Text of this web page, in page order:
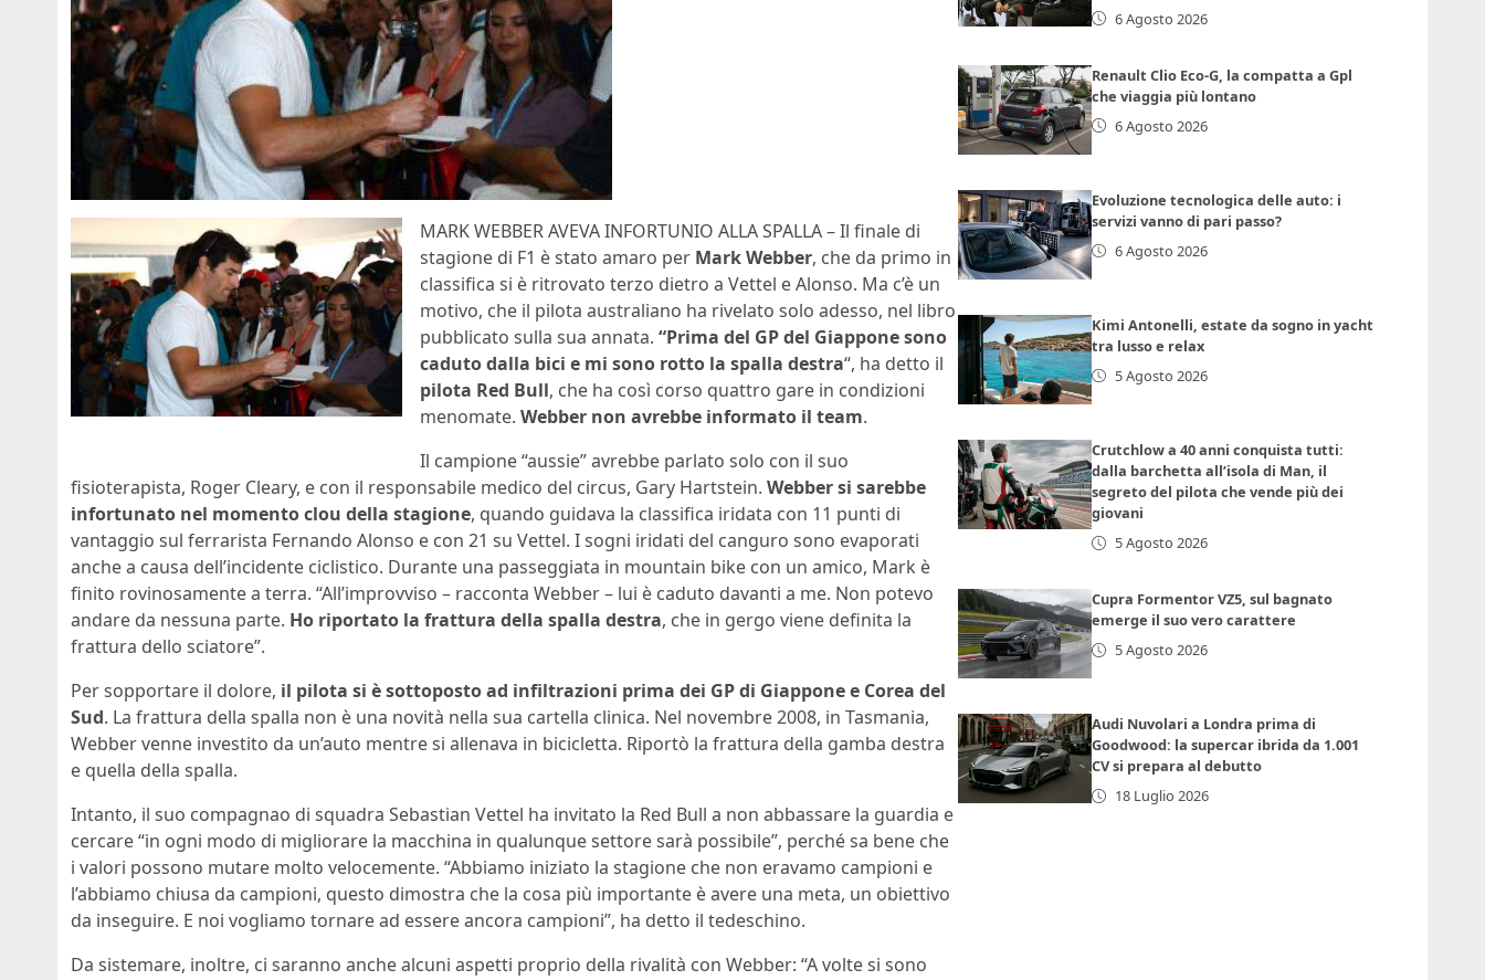
MARK WEBBER AVEVA INFORTUNIO ALLA SPALLA – Il finale di
stagione di F1 è stato amaro per Mark Webber, che da primo in
classifica si è ritrovato terzo dietro a Vettel e Alonso. Ma c’è un
motivo, che il pilota australiano ha rivelato solo adesso, nel libro
pubblicato sulla sua annata. “Prima del GP del Giappone sono
caduto dalla bici e mi sono rotto la spalla destra“, ha detto il
pilota Red Bull, che ha così corso quattro gare in condizioni
menomate. Webber non avrebbe informato il team.
Il campione “aussie” avrebbe parlato solo con il suo
fisioterapista, Roger Cleary, e con il responsabile medico del circus, Gary Hartstein. Webber si sarebbe
infortunato nel momento clou della stagione, quando guidava la classifica iridata con 11 punti di
vantaggio sul ferrarista Fernando Alonso e con 21 su Vettel. I sogni iridati del canguro sono evaporati
anche a causa dell’incidente ciclistico. Durante una passeggiata in mountain bike con un amico, Mark è
finito rovinosamente a terra. “All’improvviso – racconta Webber – lui è caduto davanti a me. Non potevo
andare da nessuna parte. Ho riportato la frattura della spalla destra, che in gergo viene definita la
frattura dello sciatore”.
Per sopportare il dolore, il pilota si è sottoposto ad infiltrazioni prima dei GP di Giappone e Corea del
Sud. La frattura della spalla non è una novità nella sua cartella clinica. Nel novembre 2008, in Tasmania,
Webber venne investito da un’auto mentre si allenava in bicicletta. Riportò la frattura della gamba destra
e quella della spalla.
Intanto, il suo compagnao di squadra Sebastian Vettel ha invitato la Red Bull a non abbassare la guardia e
cercare “in ogni modo di migliorare la macchina in qualunque settore sarà possibile”, perché sa bene che
i valori possono mutare molto velocemente. “Abbiamo iniziato la stagione che non eravamo campioni e
l’abbiamo chiusa da campioni, questo dimostra che la cosa più importante è avere una meta, un obiettivo
da inseguire. E noi vogliamo tornare ad essere ancora campioni”, ha detto il tedeschino.
Da sistemare, inoltre, ci saranno anche alcuni aspetti proprio della rivalità con Webber: “A volte si sono
6 Agosto 2026
Renault Clio Eco-G, la compatta a Gpl
che viaggia più lontano
6 Agosto 2026
Evoluzione tecnologica delle auto: i
servizi vanno di pari passo?
6 Agosto 2026
Kimi Antonelli, estate da sogno in yacht
tra lusso e relax
5 Agosto 2026
Crutchlow a 40 anni conquista tutti:
dalla barchetta all’isola di Man, il
segreto del pilota che vende più dei
giovani
5 Agosto 2026
Cupra Formentor VZ5, sul bagnato
emerge il suo vero carattere
5 Agosto 2026
Audi Nuvolari a Londra prima di
Goodwood: la supercar ibrida da 1.001
CV si prepara al debutto
18 Luglio 2026